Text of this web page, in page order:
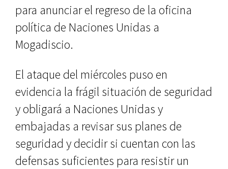
para anunciar el regreso de la oficina
política de Naciones Unidas a
Mogadiscio.
El ataque del miércoles puso en
evidencia la frágil situación de seguridad
y obligará a Naciones Unidas y
embajadas a revisar sus planes de
seguridad y decidir si cuentan con las
defensas suficientes para resistir un